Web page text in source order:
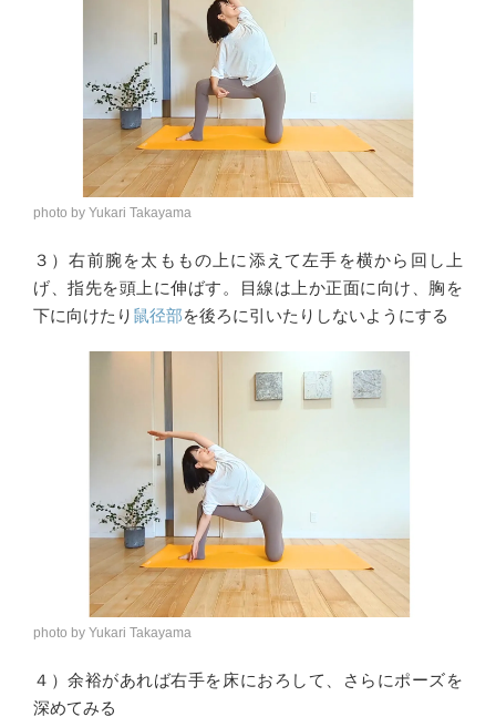
photo by Yukari Takayama
３）右前腕を太ももの上に添えて左手を横から回し上
げ、指先を頭上に伸ばす。目線は上か正面に向け、胸を
下に向けたり 鼠径部を後ろに引いたりしないようにする
photo by Yukari Takayama
４）余裕があれば右手を床におろして、さらにポーズを
深めてみる